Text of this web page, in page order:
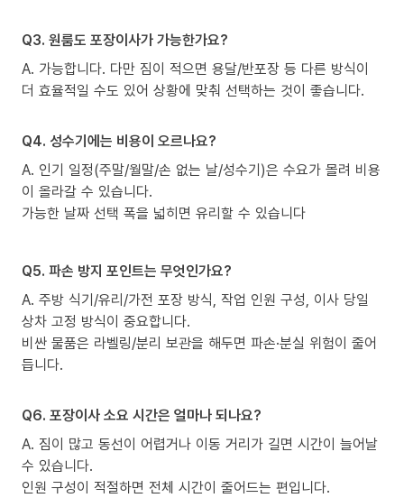
Q3. 원룸도 포장이사가 가능한가요?
A. 가능합니다. 다만 짐이 적으면 용달/반포장 등 다른 방식이
더 효율적일 수도 있어 상황에 맞춰 선택하는 것이 좋습니다.
Q4. 성수기에는 비용이 오르나요?
A. 인기 일정(주말/월말/손 없는 날/성수기)은 수요가 몰려 비용
이 올라갈 수 있습니다.
가능한 날짜 선택 폭을 넓히면 유리할 수 있습니다
Q5. 파손 방지 포인트는 무엇인가요?
A. 주방 식기/유리/가전 포장 방식, 작업 인원 구성, 이사 당일
상차 고정 방식이 중요합니다.
비싼 물품은 라벨링/분리 보관을 해두면 파손·분실 위험이 줄어
듭니다.
Q6. 포장이사 소요 시간은 얼마나 되나요?
A. 짐이 많고 동선이 어렵거나 이동 거리가 길면 시간이 늘어날
수 있습니다.
인원 구성이 적절하면 전체 시간이 줄어드는 편입니다.